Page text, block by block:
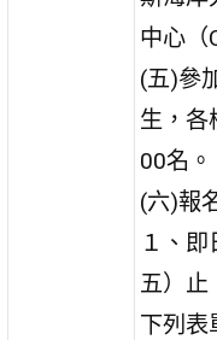
中心（
(五)參
生，各
00名。
(六)報
１、
五）止
下列表